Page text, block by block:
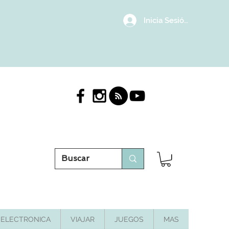
Inicia Sesión/
ELECTRONICA VIAJAR JUEGOS MAS